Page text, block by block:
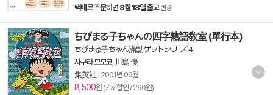
택배로 주문하면 8월 18일 출고 변경
ちびまる子ちゃんの四字熟語敎室 (單行本) -
ちびまる子ちゃん滿點ゲットシリ-ズ 4
사쿠라 모모코, 川島 優
集英社 2001년 06월
8,500원 (7% 할인 / 260원)